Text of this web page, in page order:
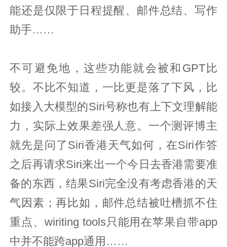
能还是仅限于日程提醒、邮件总结、写作
助手……
不可避免地，这些功能就会被和GPT比
较。不比不知道，一比更是落了下风，比
如接入大模型的Siri号称也有上下文理解能
力，实际上效果差强人意。一个测评博主
就先是问了Siri香港天气如何，在Siri作答
之后再请求Siri来出一个今日去香港需要准
备的东西，结果Siri完全没有考虑香港的天
气因素；再比如，邮件总结被吐槽抓不住
重点、wiriting tools只能用在苹果自带app
中并不能跨app通用……